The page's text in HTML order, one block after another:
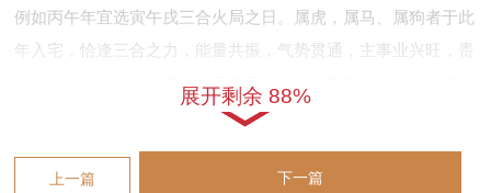
例如丙午年宜选寅午戌三合火局之日。属虎，属马、属狗者于此
年入宅，恰逢三合之力，能量共振，气势贯通，主事业兴旺，贵
人相助；除此之外尚需剔除四离四绝之日，即春分，秋分、夏
至，冬至前一日，此等节气交接之时天地气运不稳，不宜行大
事，月破日，黑道日亦当避而远之，若误择黑道日入宅，轻则家
宅不宁，重则殃及财运官禄。
展开剩余 88%
上一篇 下一篇